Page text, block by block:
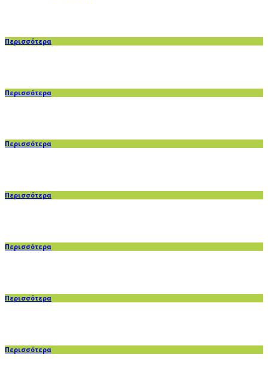
Περισσότερα
Περισσότερα
Περισσότερα
Περισσότερα
Περισσότερα
Περισσότερα
Περισσότερα